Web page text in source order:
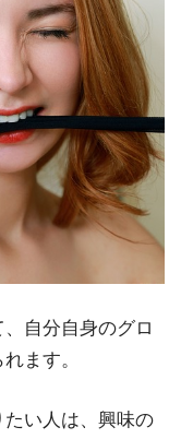
自分自身のグロ
ます。
い人は、興味の